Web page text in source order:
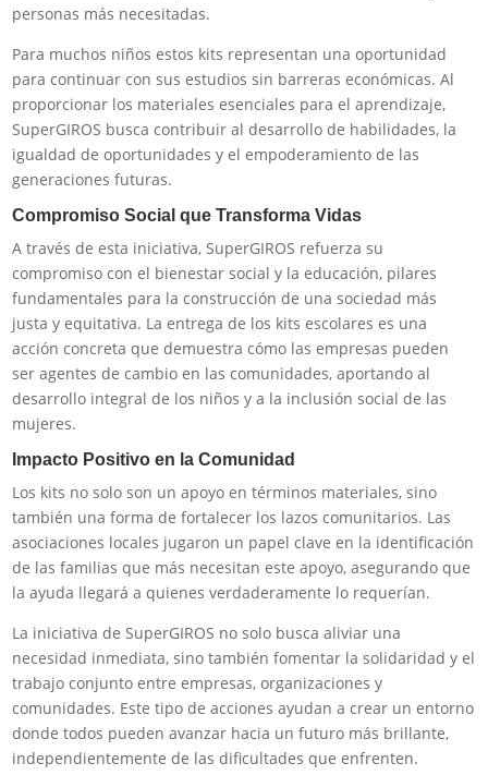
personas más necesitadas.
Para muchos niños estos kits representan una oportunidad
para continuar con sus estudios sin barreras económicas. Al
proporcionar los materiales esenciales para el aprendizaje,
SuperGIROS busca contribuir al desarrollo de habilidades, la
igualdad de oportunidades y el empoderamiento de las
generaciones futuras.
Compromiso Social que Transforma Vidas
A través de esta iniciativa, SuperGIROS refuerza su
compromiso con el bienestar social y la educación, pilares
fundamentales para la construcción de una sociedad más
justa y equitativa. La entrega de los kits escolares es una
acción concreta que demuestra cómo las empresas pueden
ser agentes de cambio en las comunidades, aportando al
desarrollo integral de los niños y a la inclusión social de las
mujeres.
Impacto Positivo en la Comunidad
Los kits no solo son un apoyo en términos materiales, sino
también una forma de fortalecer los lazos comunitarios. Las
asociaciones locales jugaron un papel clave en la identificación
de las familias que más necesitan este apoyo, asegurando que
la ayuda llegará a quienes verdaderamente lo requerían.
La iniciativa de SuperGIROS no solo busca aliviar una
necesidad inmediata, sino también fomentar la solidaridad y el
trabajo conjunto entre empresas, organizaciones y
comunidades. Este tipo de acciones ayudan a crear un entorno
donde todos pueden avanzar hacia un futuro más brillante,
independientemente de las dificultades que enfrenten.